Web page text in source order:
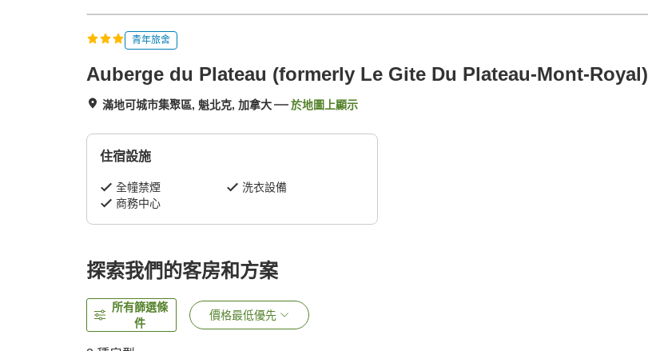
青年旅舍
Auberge du Plateau (formerly Le Gite Du Plateau-Mont-Royal)
滿地可城市集聚區, 魁北克, 加拿大 於地圖上顯示
住宿設施
全幢禁煙
洗衣設備
商務中心
探索我們的客房和方案
所有篩選條
件
價格最低優先